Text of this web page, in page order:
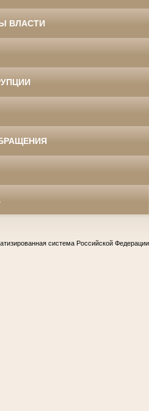
ВЛАСТИ
система Российской